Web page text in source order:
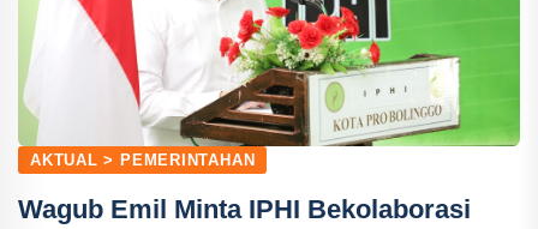
AKTUAL > PEMERINTAHAN
Wagub Emil Minta IPHI Bekolaborasi